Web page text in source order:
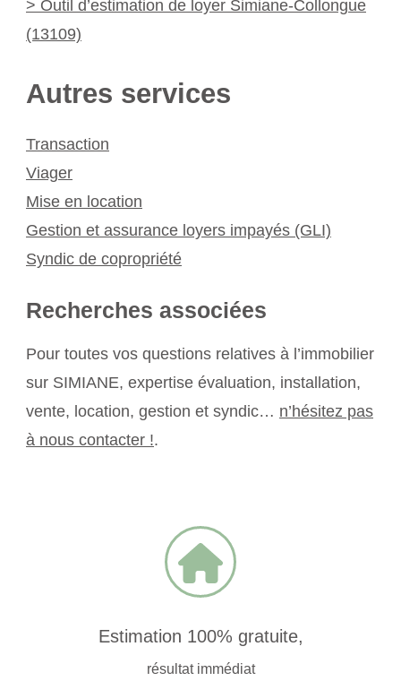
> Outil d’estimation de loyer Simiane-Collongue
(13109)
Autres services
Transaction
Viager
Mise en location
Gestion et assurance loyers impayés (GLI)
Syndic de copropriété
Recherches associées
Pour toutes vos questions relatives à l’immobilier
sur SIMIANE, expertise évaluation, installation,
vente, location, gestion et syndic… n’hésitez pas
à nous contacter !.
Estimation 100% gratuite,
résultat immédiat